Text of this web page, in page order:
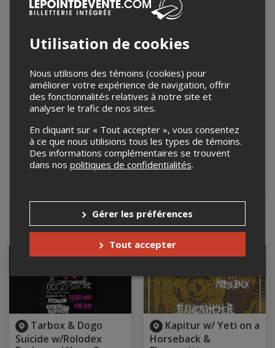
−
Événements à venir
Tarbox & Dogo
Suicide w/Rolodex
Kapitur w/ Yeti on a
Horseback &
Utilisation de cookies
Nous utilisons des témoins (cookies) pour
améliorer votre expérience de navigation, offrir
des fonctionnalités relatives à notre site et
analyser le trafic de nos sites.
En cliquant sur « Tout accepter », vous consentez
à ce que nous utilisions tous les types de témoins.
Des informations complémentaires se trouvent
dans nos politiques de confidentialités.
Gérer les préférences
Tout accepter